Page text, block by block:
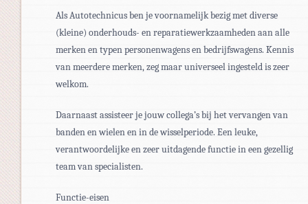
Als Autotechnicus ben je voornamelijk bezig met diverse
(kleine) onderhouds- en reparatiewerkzaamheden aan alle
merken en typen personenwagens en bedrijfswagens. Kennis
van meerdere merken, zeg maar universeel ingesteld is zeer
welkom.
Daarnaast assisteer je jouw collega’s bij het vervangen van
banden en wielen en in de wisselperiode. Een leuke,
verantwoordelijke en zeer uitdagende functie in een gezellig
team van specialisten.
Functie-eisen